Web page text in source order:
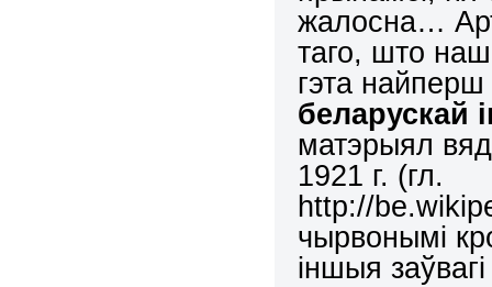
жалосна…
таго, што
гэта
беларускай
матэрыял
1921 г. (гл.
http://
чырвонымі
іншыя